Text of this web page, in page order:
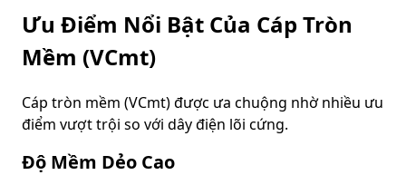
Ưu Điểm Nổi Bật Của Cáp Tròn
Mềm (VCmt)
Cáp tròn mềm (VCmt) được ưa chuộng nhờ nhiều ưu
điểm vượt trội so với dây điện lõi cứng.
Độ Mềm Dẻo Cao